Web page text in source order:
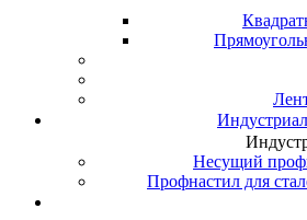
Несущий
Профнастил для